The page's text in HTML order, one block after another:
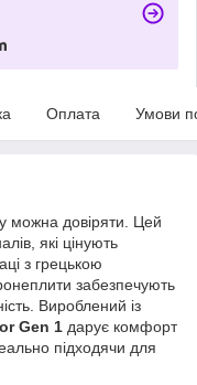
Оплата Умови
можна довіряти. Цей
які цінують
з грецькою
забезпечують
Вироблений із
Gen 1 дарує комфорт
підходячи для